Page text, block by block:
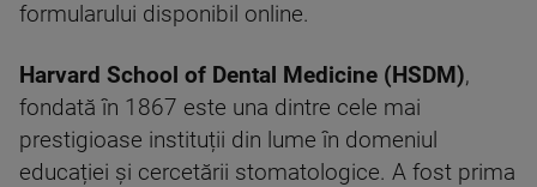
formularului disponibil online.
Harvard School of Dental Medicine (HSDM),
fondată în 1867 este una dintre cele mai
prestigioase instituții din lume în domeniul
educației și cercetării stomatologice. A fost prima